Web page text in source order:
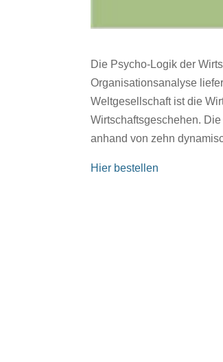
Die Psycho-Logik der
Organisationsanalyse
Weltgesellschaft ist die
Wirtschaftsgeschehen.
anhand von zehn
Hier bestellen